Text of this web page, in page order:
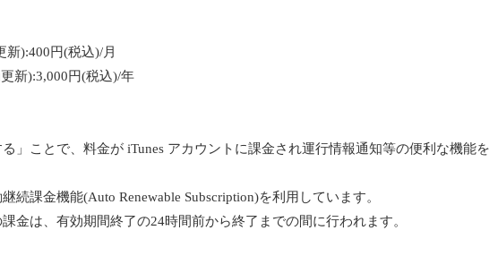
新):400円(税込)/月
新):3,000円(税込)/年
る」ことで、料金が iTunes アカウントに課金され運行情報通知等の便利な機能を
続課金機能(Auto Renewable Subscription)を利用しています。
金は、有効期間終了の24時間前から終了までの間に行われます。